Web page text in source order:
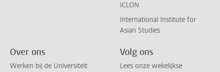
ICLON
International Institute for
Asian Studies
Over ons
Werken bij de Universiteit
Volg ons
Lees onze wekelijkse